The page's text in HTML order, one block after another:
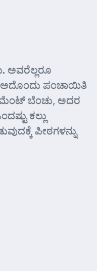
ಅವರೆಲ್ಲರೂ
ಅದೊಂದು ಪಂಚಾಯಿತಿ
ಬೆಂಚು, ಅದರ
ಕಲ್ಲು
ಪೀಠಗಳನ್ನು